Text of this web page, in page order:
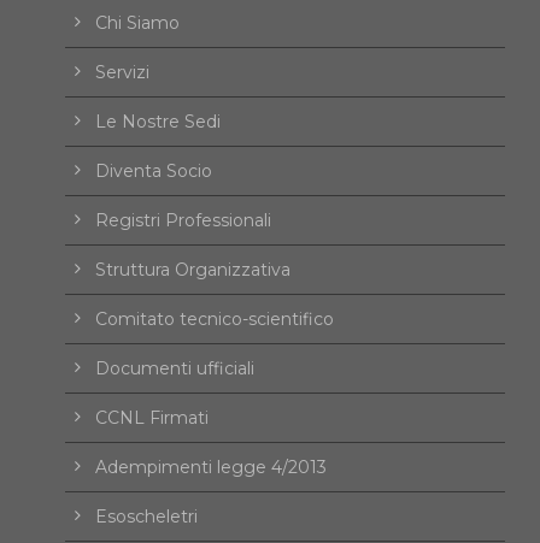
Chi Siamo
Servizi
Le Nostre Sedi
Diventa Socio
Registri Professionali
Struttura Organizzativa
Comitato tecnico-scientifico
Documenti ufficiali
CCNL Firmati
Adempimenti legge 4/2013
Esoscheletri